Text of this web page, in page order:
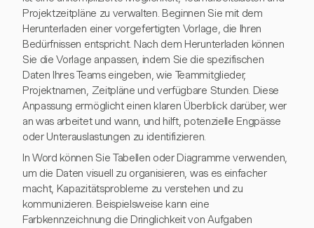
Projektzeitpläne zu verwalten. Beginnen Sie mit dem
Herunterladen einer vorgefertigten Vorlage, die Ihren
Bedürfnissen entspricht. Nach dem Herunterladen können
Sie die Vorlage anpassen, indem Sie die spezifischen
Daten Ihres Teams eingeben, wie Teammitglieder,
Projektnamen, Zeitpläne und verfügbare Stunden. Diese
Anpassung ermöglicht einen klaren Überblick darüber, wer
an was arbeitet und wann, und hilft, potenzielle Engpässe
oder Unterauslastungen zu identifizieren.
In Word können Sie Tabellen oder Diagramme verwenden,
um die Daten visuell zu organisieren, was es einfacher
macht, Kapazitätsprobleme zu verstehen und zu
kommunizieren. Beispielsweise kann eine
Farbkennzeichnung die Dringlichkeit von Aufgaben